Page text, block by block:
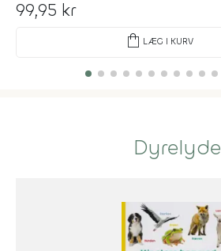
99,95 kr
shopping_bag LÆG I KURV
Dyrelyde